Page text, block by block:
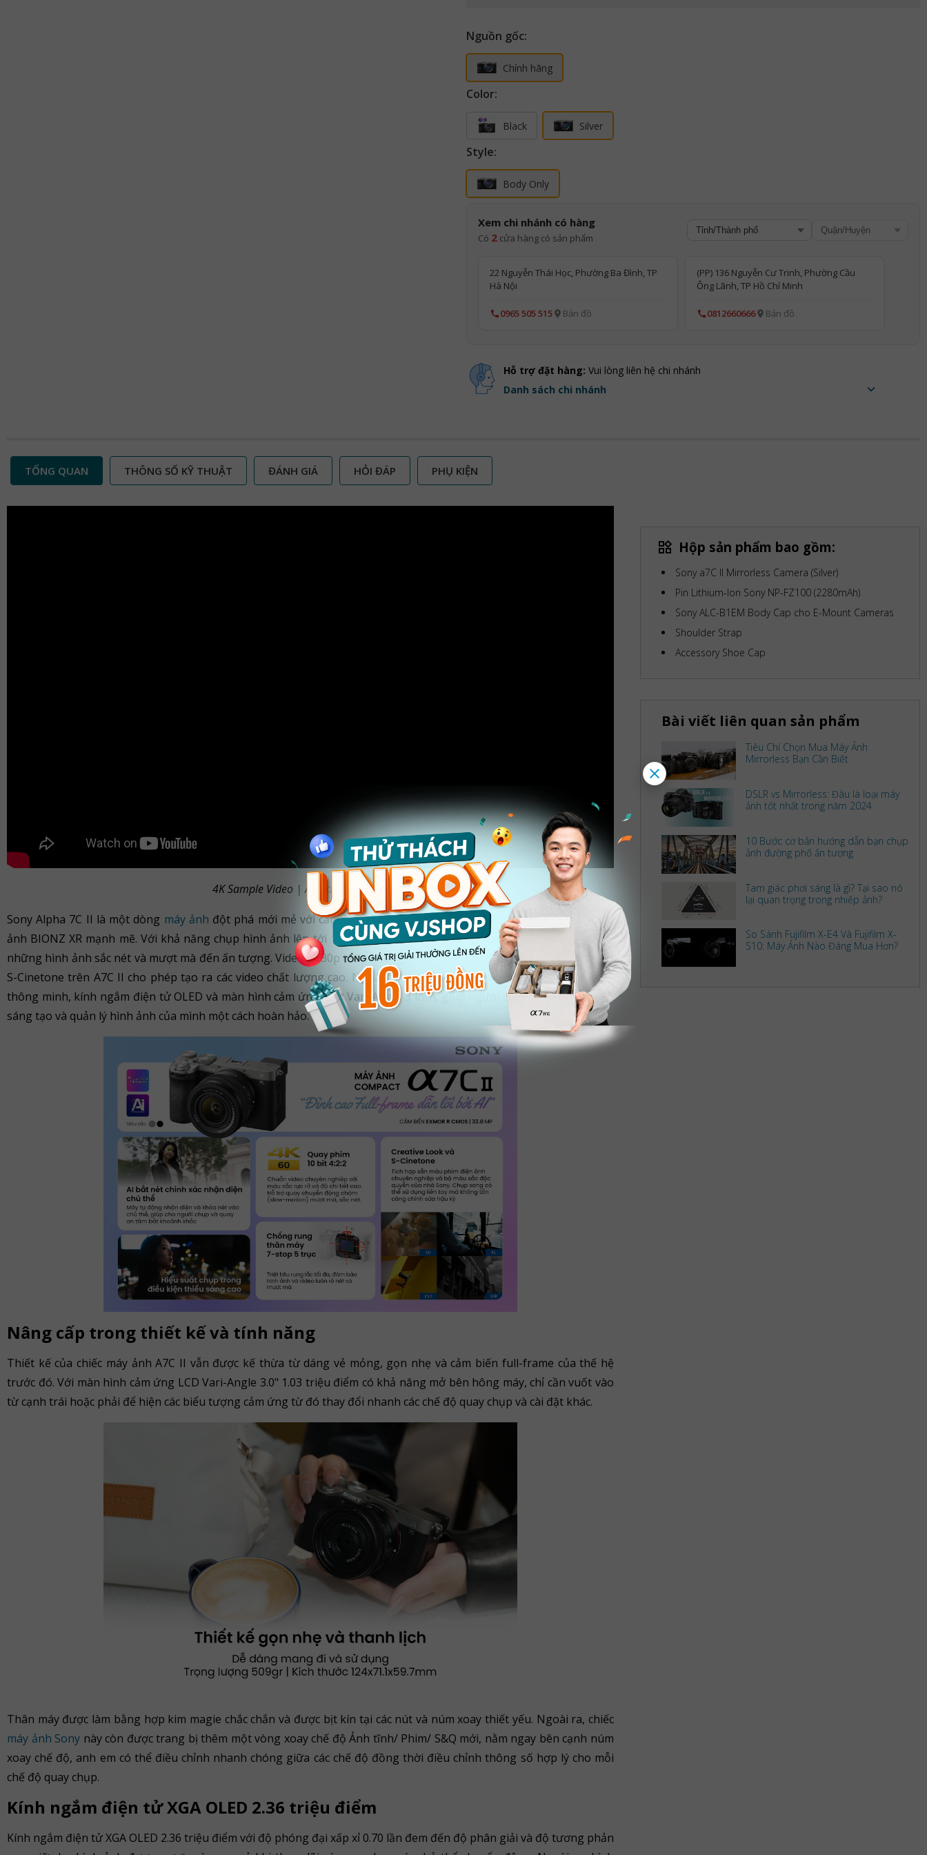
Nguồn gốc:
Chính hãng
Color:
Black Silver
Style:
Body Only
Xem chi nhánh có hàng
Có 2 cửa hàng có sản phẩm
22 Nguyễn Thái Học, Phường Ba Đình, TP
Hà Nội
0965 505 515 Bản đồ
(PP) 136 Nguyễn Cư Trinh, Phường Cầu
Ông Lãnh, TP Hồ Chí Minh
0812660666 Bản đồ
Hỗ trợ đặt hàng: Vui lòng liên hệ chi nhánh
Danh sách chi nhánh
TỔNG QUAN THÔNG SỐ KỸ THUẬT ĐÁNH GIÁ HỎI ĐÁP PHỤ KIỆN
4K Sample Video | Alpha 7C II | Sony | α
Sony Alpha 7C II là một dòng máy ảnh đột phá mới mẻ với cảm biến Full-Frame Exmor R BSI 33MP và bộ xử lý hình
ảnh BIONZ XR mạnh mẽ. Với khả năng chụp hình ảnh lên tới 10fps và ISO linh hoạt từ 50-204800, camera cung cấp
những hình ảnh sắc nét và mượt mà đến ấn tượng. Video 4K30p toàn khung hình 10 bit và chế độ S-Log3, S-Gamut3,
S-Cinetone trên A7C II cho phép tạo ra các video chất lượng cao. Ngoài ra, máy ảnh còn tích hợp ổn định hình ảnh
thông minh, kính ngắm điện tử OLED và màn hình cảm ứng LCD Vari-Angle 3 inch, giúp người dùng có thể thỏa sức
sáng tạo và quản lý hình ảnh của mình một cách hoàn hảo.
Nâng cấp trong thiết kế và tính năng
Thiết kế của chiếc máy ảnh A7C II vẫn được kế thừa từ dáng vẻ mỏng, gọn nhẹ và cảm biến full-frame của thế hệ
trước đó. Với màn hình cảm ứng LCD Vari-Angle 3.0" 1.03 triệu điểm có khả năng mở bên hông máy, chỉ cần vuốt vào
từ cạnh trái hoặc phải để hiện các biểu tượng cảm ứng từ đó thay đổi nhanh các chế độ quay chụp và cài đặt khác.
Thân máy được làm bằng hợp kim magie chắc chắn và được bịt kín tại các nút và núm xoay thiết yếu. Ngoài ra, chiếc
máy ảnh Sony này còn được trang bị thêm một vòng xoay chế độ Ảnh tĩnh/ Phim/ S&Q mới, nằm ngay bên cạnh núm
xoay chế độ, anh em có thể điều chỉnh nhanh chóng giữa các chế độ đồng thời điều chỉnh thông số hợp lý cho mỗi
chế độ quay chụp.
Kính ngắm điện tử XGA OLED 2.36 triệu điểm
Kính ngắm điện tử XGA OLED 2.36 triệu điểm với độ phóng đại xấp xỉ 0.70 lần đem đến độ phân giải và độ tương phản
Hộp sản phẩm bao gồm:
Sony a7C II Mirrorless Camera (Silver)
Pin Lithium-Ion Sony NP-FZ100 (2280mAh)
Sony ALC-B1EM Body Cap cho E-Mount Cameras
Shoulder Strap
Accessory Shoe Cap
Bài viết liên quan sản phẩm
Tiêu Chí Chọn Mua Máy Ảnh
Mirrorless Bạn Cần Biết
DSLR vs Mirrorless: Đâu là loại máy
ảnh tốt nhất trong năm 2024
10 Bước cơ bản hướng dẫn bạn chụp
ảnh đường phố ấn tượng
Tam giác phơi sáng là gì? Tại sao nó
lại quan trọng trong nhiếp ảnh?
So Sánh Fujifilm X-E4 Và Fujifilm X-
S10: Máy Ảnh Nào Đáng Mua Hơn?